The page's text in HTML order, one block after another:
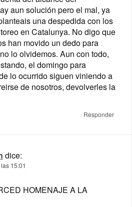
aun solución pero el mal, ya
una despedida con los
en Catalunya. No digo que
han movido un dedo para
lo olvidemos. Aun con todo,
el domingo para
lo ocurrido siguen viniendo a
de nosotros, devolverles la
Responder
dice:
15:01
HOMENAJE A LA